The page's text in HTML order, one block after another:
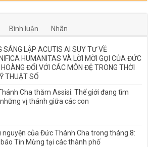
Bình luận Nhãn
SÁNG LẬP ACUTIS AI SUY TƯ VỀ
HUMANITAS VÀ LỜI MỜI GỌI CỦA ĐỨC
ĐỐI VỚI CÁC MÔN ĐỆ TRONG THỜI
THUẬT SỐ
Cha thăm Assisi: Thế giới đang tìm
vị thánh giữa các con
nguyện của Đức Thánh Cha trong tháng 8:
báo Tin Mừng tại các thành phố